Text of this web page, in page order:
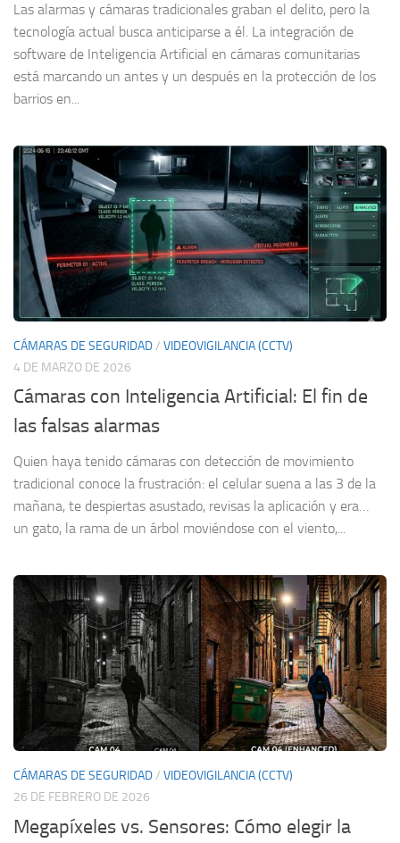
Las alarmas y cámaras tradicionales graban el delito, pero la
tecnología actual busca anticiparse a él. La integración de
software de Inteligencia Artificial en cámaras comunitarias
está marcando un antes y un después en la protección de los
barrios en...
CÁMARAS DE SEGURIDAD/ VIDEOVIGILANCIA (CCTV)
4 DE MARZO DE 2026
Cámaras con Inteligencia Artificial: El fin de
las falsas alarmas
Quien haya tenido cámaras con detección de movimiento
tradicional conoce la frustración: el celular suena a las 3 de la
mañana, te despiertas asustado, revisas la aplicación y era…
un gato, la rama de un árbol moviéndose con el viento,...
CÁMARAS DE SEGURIDAD/ VIDEOVIGILANCIA (CCTV)
26 DE FEBRERO DE 2026
Megapíxeles vs. Sensores: Cómo elegir la